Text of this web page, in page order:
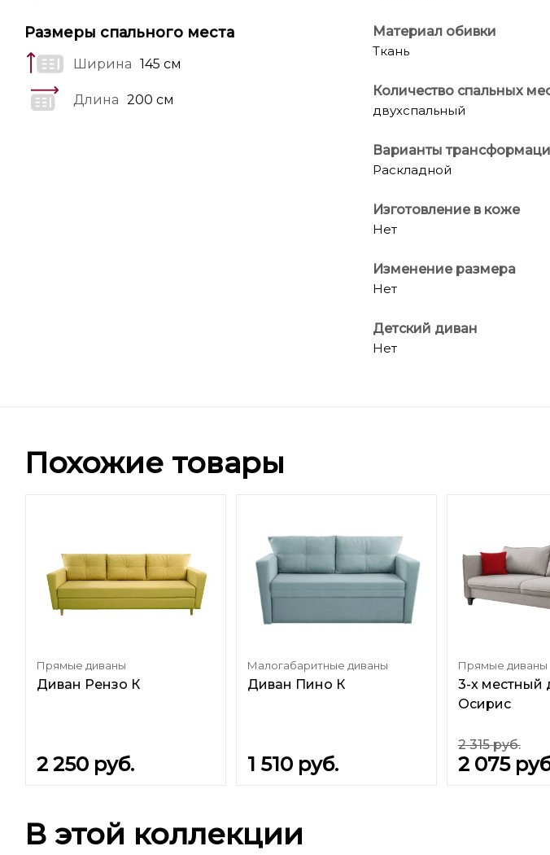
Размеры спального места
Ширина 145 см
Длина 200 см
Материал обивки
Ткань
Количество спальных
двухспальный
Варианты
Раскладной
Изготовление в коже
Нет
Изменение размера
Нет
Детский диван
Нет
Похожие товары
Прямые диваны
Диван Рензо К
2 250 руб.
Малогабаритные диваны
Диван Пино К
1 510 руб.
Прямые диваны
3-х местный
Осирис
2 315 руб.
2 075
В этой коллекции